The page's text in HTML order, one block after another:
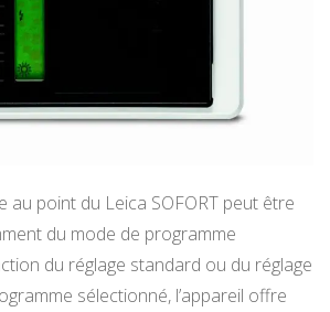
au point du Leica SOFORT peut être
du mode de programme
du réglage standard ou du réglage
sélectionné, l’appareil offre